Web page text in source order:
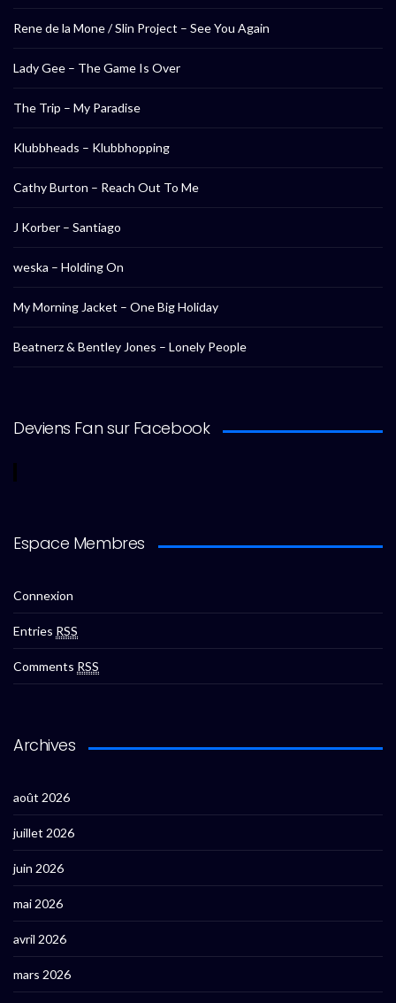
Rene de la Mone / Slin Project – See You Again
Lady Gee – The Game Is Over
The Trip – My Paradise
Klubbheads – Klubbhopping
Cathy Burton – Reach Out To Me
J Korber – Santiago
weska – Holding On
My Morning Jacket – One Big Holiday
Beatnerz & Bentley Jones – Lonely People
Deviens Fan sur Facebook
Espace Membres
Connexion
Entries RSS
Comments RSS
Archives
août 2026
juillet 2026
juin 2026
mai 2026
avril 2026
mars 2026